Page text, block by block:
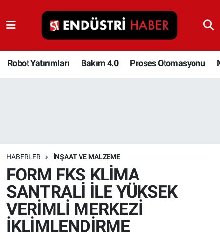
Robot Yatırımları Bakım 4.0 Proses Otomasyonu
HABERLER İNŞAAT VE MALZEME
FORM FKS KLİMA
SANTRALİ İLE YÜKSEK
VERİMLİ MERKEZİ
İKLİMLENDİRME
Robot Yatırımları
Bakım 4.0
Depolama Çözümleri
İnşaat ve Malzeme
HaberOrtak